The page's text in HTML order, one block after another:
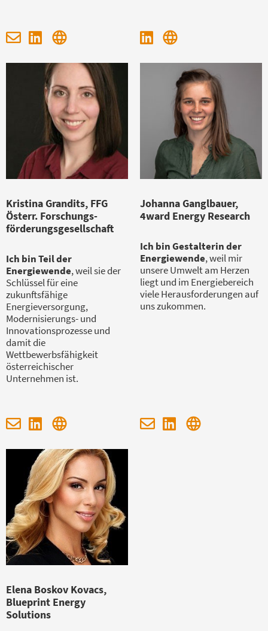
Kristina Grandits, FFG
Österr. Forschungs-
förderungsgesellschaft
Ich bin Teil der
Energiewende, weil sie der
Schlüssel für eine
zukunftsfähige
Energieversorgung,
Modernisierungs- und
Innovationsprozesse und
damit die
Wettbewerbsfähigkeit
österreichischer
Unternehmen ist.
Johanna Ganglbauer,
4ward Energy Research
Ich bin Gestalterin der
Energiewende, weil mir
unsere Umwelt am Herzen
liegt und im Energiebereich
viele Herausforderungen auf
uns zukommen.
Elena Boskov Kovacs,
Blueprint Energy
Solutions